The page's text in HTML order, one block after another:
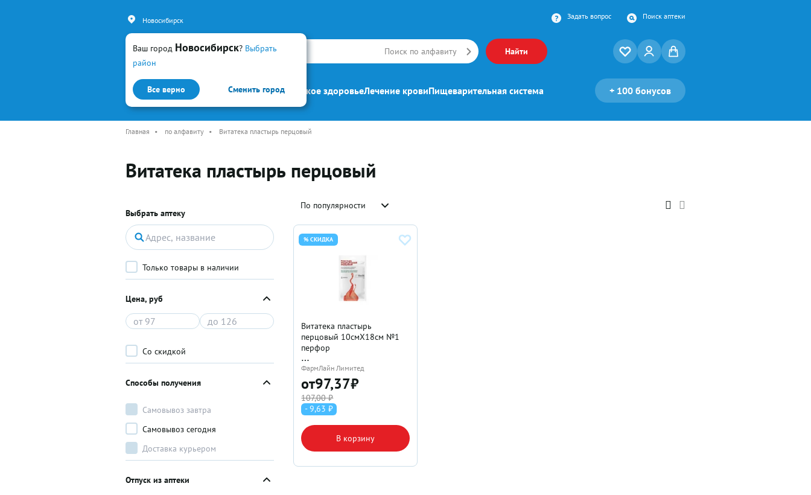
Ваш город Новосибирск? Выбрать
район
Все верно Сменить город
Новосибирск Задать вопрос Поиск аптеки
Искать Поиск по алфавиту Найти
Каталог Простуда и гриппЖенское здоровьеЛечение кровиПищеварительная система + 100 бонусов
Главная • по алфавиту • Витатека пластырь перцовый
Витатека пластырь перцовый
Выбрать аптеку
Только товары в наличии
Цена, руб
Со скидкой
Способы получения
Самовывоз завтра
Самовывоз сегодня
Доставка курьером
Отпуск из аптеки
По популярности
% СКИДКА
Витатека пластырь
перцовый 10смX18см №1
перфор
ФармЛайн Лимитед
от97,37₽
107,00 ₽
- 9,63 ₽
В корзину